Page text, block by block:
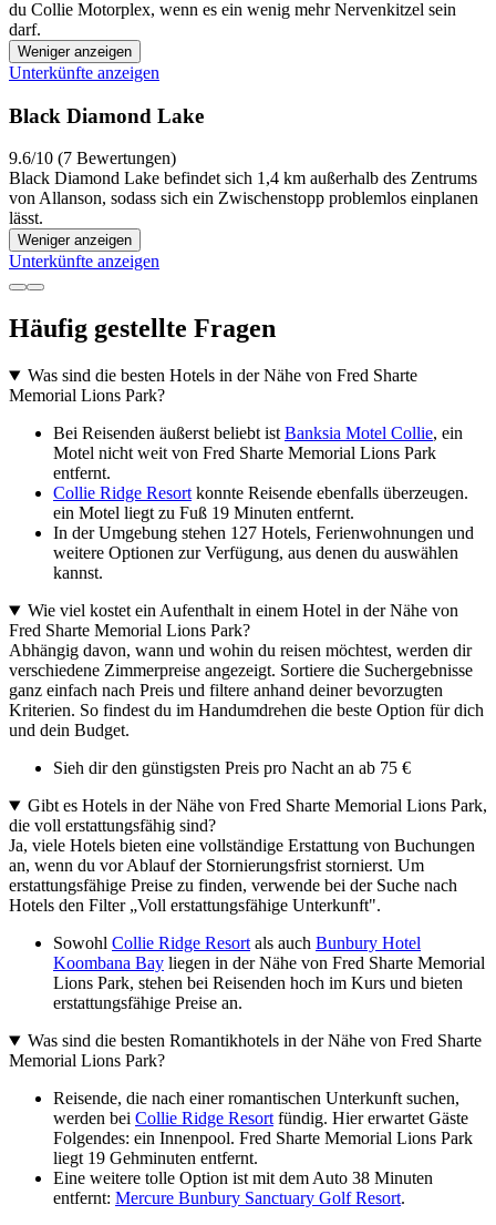
du Collie Motorplex, wenn es ein wenig mehr Nervenkitzel sein
darf.
Weniger anzeigen
Unterkünfte anzeigen
Black Diamond Lake
9.6/10 (7 Bewertungen)
Black Diamond Lake befindet sich 1,4 km außerhalb des Zentrums
von Allanson, sodass sich ein Zwischenstopp problemlos einplanen
lässt.
Weniger anzeigen
Unterkünfte anzeigen
Häufig gestellte Fragen
Was sind die besten Hotels in der Nähe von Fred Sharte
Memorial Lions Park?
Bei Reisenden äußerst beliebt ist Banksia Motel Collie, ein
Motel nicht weit von Fred Sharte Memorial Lions Park
entfernt.
Collie Ridge Resort konnte Reisende ebenfalls überzeugen.
ein Motel liegt zu Fuß 19 Minuten entfernt.
In der Umgebung stehen 127 Hotels, Ferienwohnungen und
weitere Optionen zur Verfügung, aus denen du auswählen
kannst.
Wie viel kostet ein Aufenthalt in einem Hotel in der Nähe von
Fred Sharte Memorial Lions Park?
Abhängig davon, wann und wohin du reisen möchtest, werden dir
verschiedene Zimmerpreise angezeigt. Sortiere die Suchergebnisse
ganz einfach nach Preis und filtere anhand deiner bevorzugten
Kriterien. So findest du im Handumdrehen die beste Option für dich
und dein Budget.
Sieh dir den günstigsten Preis pro Nacht an ab 75 €
Gibt es Hotels in der Nähe von Fred Sharte Memorial Lions Park,
die voll erstattungsfähig sind?
Ja, viele Hotels bieten eine vollständige Erstattung von Buchungen
an, wenn du vor Ablauf der Stornierungsfrist stornierst. Um
erstattungsfähige Preise zu finden, verwende bei der Suche nach
Hotels den Filter „Voll erstattungsfähige Unterkunft".
Sowohl Collie Ridge Resort als auch Bunbury Hotel
Koombana Bay liegen in der Nähe von Fred Sharte Memorial
Lions Park, stehen bei Reisenden hoch im Kurs und bieten
erstattungsfähige Preise an.
Was sind die besten Romantikhotels in der Nähe von Fred Sharte
Memorial Lions Park?
Reisende, die nach einer romantischen Unterkunft suchen,
werden bei Collie Ridge Resort fündig. Hier erwartet Gäste
Folgendes: ein Innenpool. Fred Sharte Memorial Lions Park
liegt 19 Gehminuten entfernt.
Eine weitere tolle Option ist mit dem Auto 38 Minuten
entfernt: Mercure Bunbury Sanctuary Golf Resort.